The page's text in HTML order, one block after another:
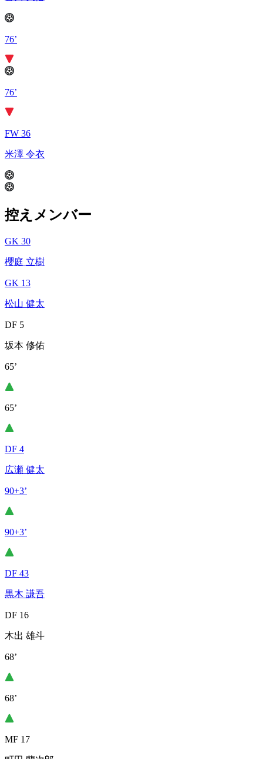
76’
76’
FW 36
米澤 令衣
控えメンバー
GK 30
櫻庭 立樹
GK 13
松山 健太
DF 5
坂本 修佑
65’
65’
DF 4
広瀬 健太
90+3’
90+3’
DF 43
黒木 謙吾
DF 16
木出 雄斗
68’
68’
MF 17